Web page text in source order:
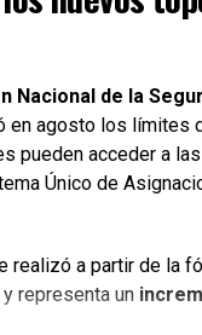
la exención para
inmuebles en
Nacional de la
en agosto los límites
pueden acceder a
Único de
realizó a partir de la
representa un